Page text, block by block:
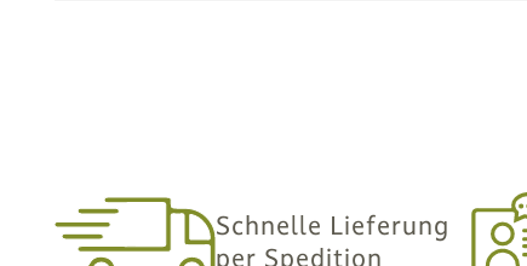
Schnelle Lieferung
per Spedition